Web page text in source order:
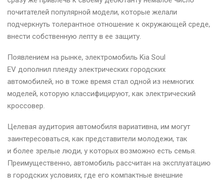
почитателей популярной модели, которые желали
подчеркнуть толерантное отношение к окружающей среде,
внести собственную лепту в ее защиту.
Появлением на рынке, электромобиль Kia Soul
EV дополнил плеяду электрических городских
автомобилей, но в тоже время стал одной из немногих
моделей, которую классифицируют, как электрический
кроссовер.
Целевая аудитория автомобиля вариативна, им могут
заинтересоваться, как представители молодежи, так
и более зрелые люди, у которых возможно есть семья.
Преимущественно, автомобиль рассчитан на эксплуатацию
в городских условиях, где его компактные внешние